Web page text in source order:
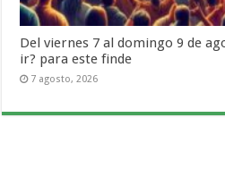
Del viernes 7 al domingo 9 de
ir? para este finde
7 agosto, 2026